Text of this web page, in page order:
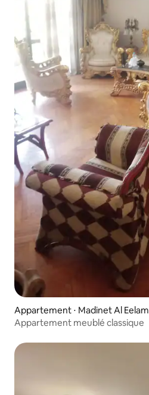
Appartement ⋅ Madinet Al Eelam
Appartement meublé classique